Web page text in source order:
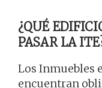
¿QUÉ
PASAR LA
Los Inmuebles
encuentran